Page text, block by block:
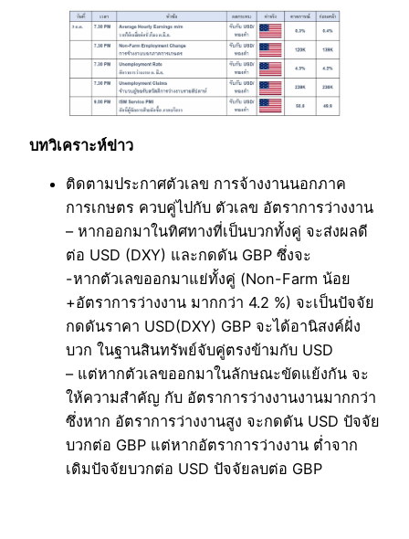
บทวิเคราะห์ข่าว
ติดตามประกาศตัวเลข การจ้างงานนอกภาค
การเกษตร ควบคู่ไปกับ ตัวเลข อัตราการว่างงาน
– หากออกมาในทิศทางที่เป็นบวกทั้งคู่ จะส่งผลดี
ต่อ USD (DXY) และกดดัน GBP ซึ่งจะ
-หากตัวเลขออกมาแย่ทั้งคู่ (Non-Farm น้อย
+อัตราการว่างงาน มากกว่า 4.2 %) จะเป็นปัจจัย
กดดันราคา USD(DXY) GBP จะได้อานิสงค์ฝั่ง
บวก ในฐานสินทรัพย์จับคู่ตรงข้ามกับ USD
– แต่หากตัวเลขออกมาในลักษณะขัดแย้งกัน จะ
ให้ความสำคัญ กับ อัตราการว่างงานงานมากกว่า
ซึ่งหาก อัตราการว่างงานสูง จะกดดัน USD ปัจจัย
บวกต่อ GBP แต่หากอัตราการว่างงาน ต่ำจาก
เดิมปัจจัยบวกต่อ USD ปัจจัยลบต่อ GBP